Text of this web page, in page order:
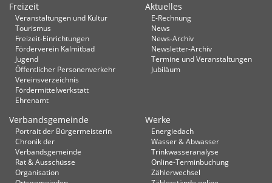
Freizeit
Veranstaltungen und Kultur
Tourismus
Freizeit-Einrichtungen
Förderverein Kalmitbad
Jugend
Öffentlicher Personenverkehr
Vereinsverzeichnis
Fördermittelwerkstatt
Ehrenamt
Aktuelles
E-Rechnung
News
News-Archiv
Newsletter-Archiv
Termine und Veranstaltungen
Jubiläum
Verbandsgemeinde
Portrait der Bürgermeisterin
Chronik der
Verbandsgemeinde
Rat & Ausschüsse
Organisation
Werke
Energiedach
Wasser & Abwasser
Trinkwasseranalyse
Online-Terminbuchung
Zählerwechsel